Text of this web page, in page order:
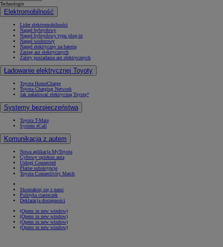
Technologie
Elektromobilność
Lider elektromobilności
Napęd hybrydowy
Napęd hybrydowy typu plug-in
Napęd wodorowy
Napęd elektryczny na baterię
Zasięg aut elektrycznych
Zalety posiadania aut elektrycznych
Ładowanie elektrycznej Toyoty
Toyota HomeCharge
Toyota Charging Network
Jak naładować elektryczną Toyotę?
Systemy bezpieczeństwa
Toyota T-Mate
System eCall
Komunikacja z autem
Nowa aplikacja MyToyota
Cyfrowy opiekun auta
Usługi Connected
Płatne subskrypcje
Toyota Connectivity Match
Skontaktuj się z nami
Polityka ciasteczek
Deklaracja dostępności
(Opens in new window)
(Opens in new window)
(Opens in new window)
(Opens in new window)